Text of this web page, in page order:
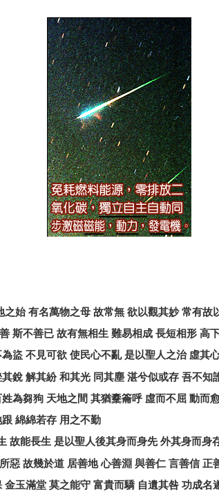
之始 有名萬物之母 故常無 欲以觀其妙 常有故
斯不善已 故有無相生 難易相成 長短相形 高
盜 不見可欲 使民心不亂 是以聖人之治 虛其
其銳 解其紛 和其光 同其塵 湛兮似或存 吾不知
姓為芻狗 天地之間 其猶櫜籥呼 虛而不屈 動而
跟 綿綿若存 用之不勤
故能長生 是以聖人後其身而身先 外其身而身
惡 故幾於道 居善地 心善淵 與善仁 言善信 正
金玉滿堂 莫之能守 富貴而驕 自遺其咎 功成名